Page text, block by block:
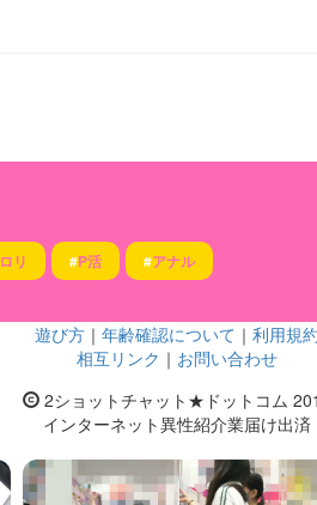
ロリ #P活 #アナル
遊び方 ｜ 年齢確認について ｜ 利用規約
相互リンク ｜ お問い合わせ
2ショットチャット★ドットコム
インターネット異性紹介業届け出済